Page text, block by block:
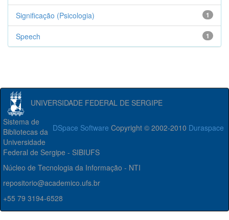
1
Significação (Psicologia)
1
Speech
UNIVERSIDADE FEDERAL DE SERGIPE
DSpace Software Copyright © 2002-2010 Duraspace
Sistema de
Bibliotecas da
Universidade
Federal de Sergipe - SIBIUFS
Núcleo de Tecnologia da Informação - NTI
repositorio@academico.ufs.br
+55 79 3194-6528